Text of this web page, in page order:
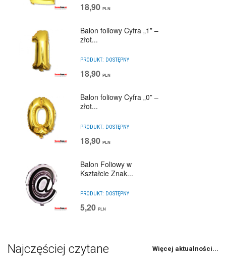
18,90 PLN
Balon foliowy Cyfra „1” –
złot...
PRODUKT: DOSTĘPNY
18,90 PLN
Balon foliowy Cyfra „0” –
złot...
PRODUKT: DOSTĘPNY
18,90 PLN
Balon Foliowy w
Kształcie Znak...
PRODUKT: DOSTĘPNY
5,20 PLN
Najczęściej czytane Więcej aktualności...